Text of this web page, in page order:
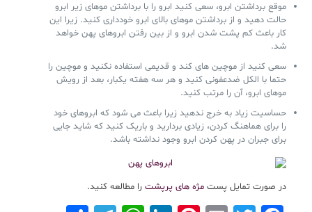
موقع برداشتن ابرو، سعی کنید ابرو را با برداشتن موهای زیر ابرو
حالت دهید و از برداشتن موهای بالای ابرو خودداری کنید. زیرا این
کار باعث کم پشت شدن ابرو و از بین رفتن ابروهای پهن خواهد
شد.
سعی کنید از موچین های کند و قدیمی استفاده نکنید و موچین را
حتما با الکل ضدعفونی کنید و هر سه هفته یکبار، بعد از رویش
موهای ابرو، آن را مرتب کنید.
حساسیت زیاد به خرج ندهید زیرا باعث می شود که ابروهای خود
را برای هماهنگ کردن، زیادی بردارید و باریک کنید که شاید جایی
برای جبران در پهن کردن ابرو وجود نداشته باشد.
در صورت تمایل پست مژه های پرپشترا مطالعه کنید.